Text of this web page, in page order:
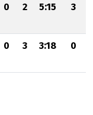
0 2 5:15 3
0 3 3:18 0